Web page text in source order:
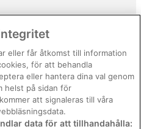
Alcantara
eller får åtkomst till information
för att behandla
eller hantera dina val genom
helst på sidan för
att signaleras till våra
data för att tillhandahålla: